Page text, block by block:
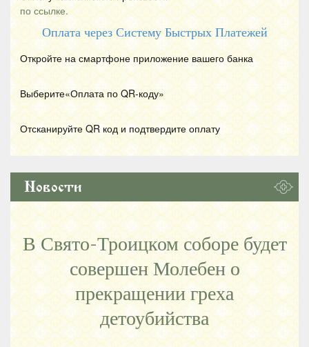
по ссылке.
Оплата через Систему Быстрых Платежей
Откройте на смартфоне приложение вашего банка
Выберите«Оплата по QR-коду»
Отсканируйте QR код и подтвердите оплату
Новости
В Свято-Троицком соборе будет
совершен Молебен о
прекращении греха
детоубийства